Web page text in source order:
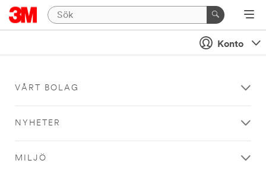
Konto
VÅRT BOLAG
NYHETER
MILJÖ